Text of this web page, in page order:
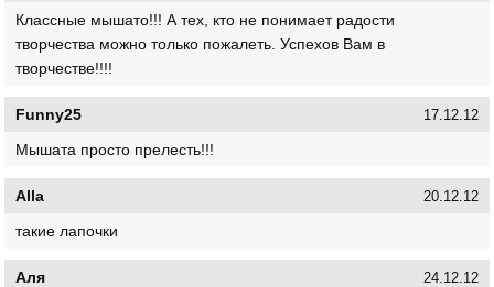
Классные мышато!!! А тех, кто не понимает радости
творчества можно только пожалеть. Успехов Вам в
творчестве!!!!
Funny25 17.12.12
Мышата просто прелесть!!!
Alla 20.12.12
такие лапочки
Аля 24.12.12